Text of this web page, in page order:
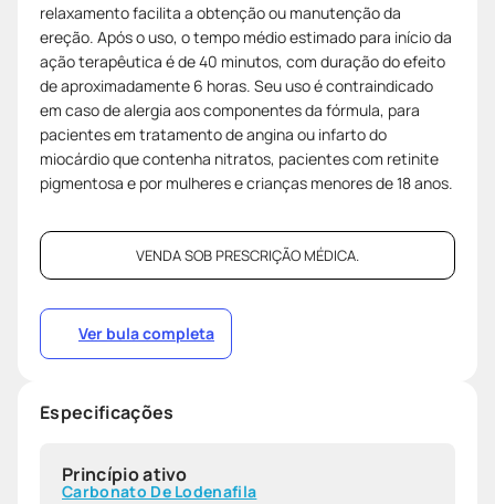
relaxamento facilita a obtenção ou manutenção da
ereção. Após o uso, o tempo médio estimado para início da
ação terapêutica é de 40 minutos, com duração do efeito
de aproximadamente 6 horas. Seu uso é contraindicado
em caso de alergia aos componentes da fórmula, para
pacientes em tratamento de angina ou infarto do
miocárdio que contenha nitratos, pacientes com retinite
pigmentosa e por mulheres e crianças menores de 18 anos.
VENDA SOB PRESCRIÇÃO MÉDICA.
Ver bula completa
Especificações
Princípio ativo
Carbonato De Lodenafila